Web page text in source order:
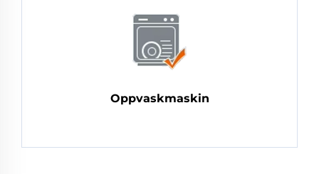
Oppvaskmaskin